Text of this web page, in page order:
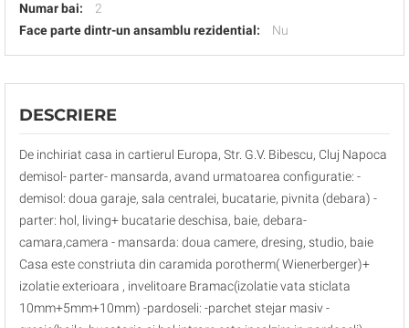
Numar bai:
2
Face parte dintr-un ansamblu rezidential:
Nu
DESCRIERE
De inchiriat casa in cartierul Europa, Str. G.V. Bibescu, Cluj Napoca
demisol- parter- mansarda, avand urmatoarea configuratie: -
demisol: doua garaje, sala centralei, bucatarie, pivnita (debara) -
parter: hol, living+ bucatarie deschisa, baie, debara-
camara,camera - mansarda: doua camere, dresing, studio, baie
Casa este constriuta din caramida porotherm( Wienerberger)+
izolatie exterioara , invelitoare Bramac(izolatie vata sticlata
10mm+5mm+10mm) -pardoseli: -parchet stejar masiv -